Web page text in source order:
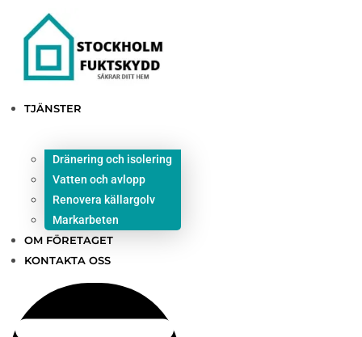
innehållet
TJÄNSTER
Dränering och isolering
Vatten och avlopp
Renovera källargolv
Markarbeten
OM FÖRETAGET
KONTAKTA OSS